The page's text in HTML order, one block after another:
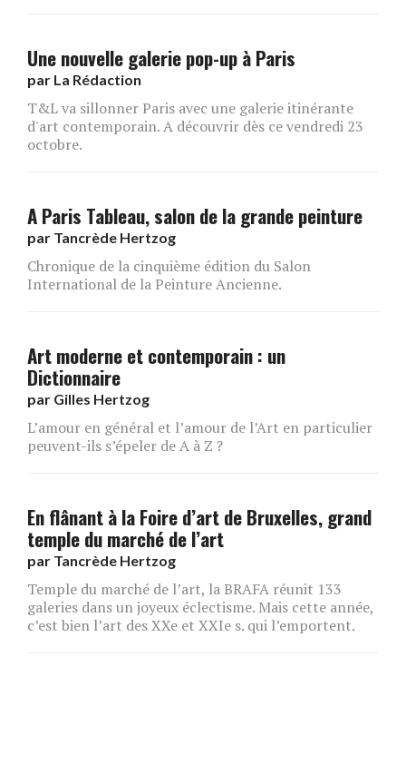
Une nouvelle galerie pop-up à Paris
par La Rédaction
T&L va sillonner Paris avec une galerie itinérante
d'art contemporain. A découvrir dès ce vendredi 23
octobre.
A Paris Tableau, salon de la grande peinture
par Tancrède Hertzog
Chronique de la cinquième édition du Salon
International de la Peinture Ancienne.
Art moderne et contemporain : un
Dictionnaire
par Gilles Hertzog
L’amour en général et l’amour de l’Art en particulier
peuvent-ils s’épeler de A à Z ?
En flânant à la Foire d’art de Bruxelles, grand
temple du marché de l’art
par Tancrède Hertzog
Temple du marché de l’art, la BRAFA réunit 133
galeries dans un joyeux éclectisme. Mais cette année,
c’est bien l’art des XXe et XXIe s. qui l’emportent.